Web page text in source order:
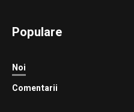
Populare
Noi
Comentarii